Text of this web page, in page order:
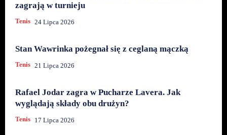
zagrają w turnieju
Tenis 24 Lipca 2026
Stan Wawrinka pożegnał się z ceglaną mączką
Tenis 21 Lipca 2026
Rafael Jodar zagra w Pucharze Lavera. Jak
wyglądają składy obu drużyn?
Tenis 17 Lipca 2026